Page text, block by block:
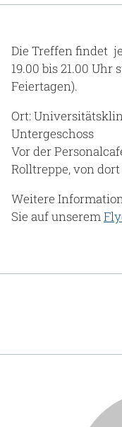
Die Treffen findet
19.00 bis 21.00
Feiertagen).
Ort:
Untergeschoss
Vor der
Rolltreppe, von
Weitere
Sie auf unserem